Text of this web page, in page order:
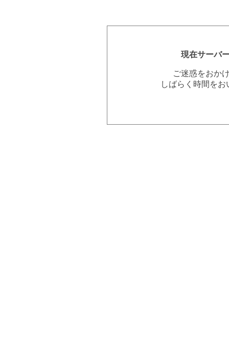
現在サーバ
ご迷惑をおか
しばらく時間を